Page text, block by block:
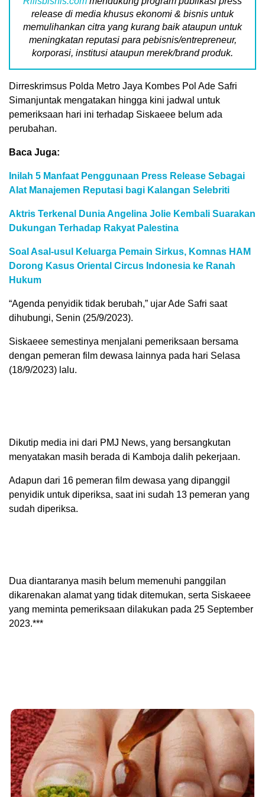
release di media khusus ekonomi & bisnis untuk
memulihankan citra yang kurang baik ataupun untuk
meningkatan reputasi para pebisnis/entrepreneur,
korporasi, institusi ataupun merek/brand produk.
Dirreskrimsus Polda Metro Jaya Kombes Pol Ade Safri
Simanjuntak mengatakan hingga kini jadwal untuk
pemeriksaan hari ini terhadap Siskaeee belum ada
perubahan.
Baca Juga:
Inilah 5 Manfaat Penggunaan Press Release Sebagai
Alat Manajemen Reputasi bagi Kalangan Selebriti
Aktris Terkenal Dunia Angelina Jolie Kembali Suarakan
Dukungan Terhadap Rakyat Palestina
Soal Asal-usul Keluarga Pemain Sirkus, Komnas HAM
Dorong Kasus Oriental Circus Indonesia ke Ranah
Hukum
“Agenda penyidik tidak berubah,” ujar Ade Safri saat
dihubungi, Senin (25/9/2023).
Siskaeee semestinya menjalani pemeriksaan bersama
dengan pemeran film dewasa lainnya pada hari Selasa
(18/9/2023) lalu.
Dikutip media ini dari PMJ News, yang bersangkutan
menyatakan masih berada di Kamboja dalih pekerjaan.
Adapun dari 16 pemeran film dewasa yang dipanggil
penyidik untuk diperiksa, saat ini sudah 13 pemeran yang
sudah diperiksa.
Dua diantaranya masih belum memenuhi panggilan
dikarenakan alamat yang tidak ditemukan, serta Siskaeee
yang meminta pemeriksaan dilakukan pada 25 September
2023.***